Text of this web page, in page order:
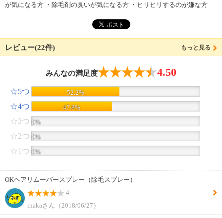
が気になる方 ・除毛剤の臭いが気になる方 ・ヒリヒリするのが嫌な方
レビュー(22件) もっと見る
みんなの満足度 4.50
☆5つ 52.2%
☆4つ 47.8%
☆3つ 0%
☆2つ 0%
☆1つ 0%
OKヘアリムーバースプレー（除毛スプレー）
4
inakaさん（2018/06/27）